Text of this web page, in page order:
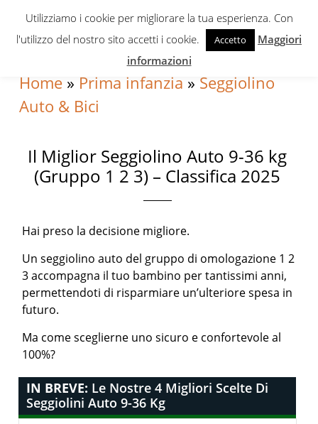
Skip
navigation
Skip
Skip
sidebar
Home » Prima infanzia » Seggiolino
Auto & Bici
Il Miglior Seggiolino Auto 9-36 kg
(Gruppo 1 2 3) – Classifica 2025
Hai preso la decisione migliore.
Un seggiolino auto del gruppo di omologazione 1 2
3 accompagna il tuo bambino per tantissimi anni,
permettendoti di risparmiare un’ulteriore spesa in
futuro.
Ma come sceglierne uno sicuro e confortevole al
100%?
IN BREVE: Le Nostre 4 Migliori Scelte Di
Seggiolini Auto 9-36 Kg
Utilizziamo i cookie per migliorare la tua esperienza. Con
l'utilizzo del nostro sito accetti i cookie.
Accetto
Maggiori
informazioni